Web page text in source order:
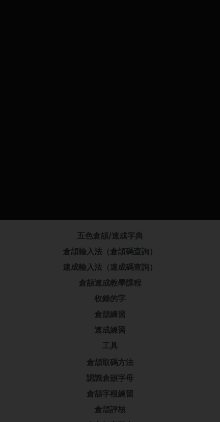
五色倉頡/速成字典
倉頡輸入法（倉頡碼查詢）
速成輸入法（速成碼查詢）
倉頡速成教學課程
收錄的字
倉頡練習
速成練習
工具
倉頡取碼方法
認識倉頡字母
倉頡字根練習
倉頡評核